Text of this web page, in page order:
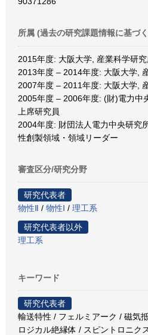
所属 (過去の研究課題情報に基づ
2015年度: 大阪大学, 産業科学研
2013年度 – 2014年度: 大阪大学,
2007年度 – 2011年度: 大阪大学,
2005年度 – 2006年度: (財)電力中
上席研究員
2004年度: 財団法人電力中央研究
性創製領域・領域リーダー
審査区分/研究分野
研究代表者
物性Ⅱ / 物性Ⅰ / 理工系
研究代表者以外
理工系
キーワード
研究代表者
輸送特性 / フェルミアーク / 磁気
ロジカル絶縁体 / スピントロニク